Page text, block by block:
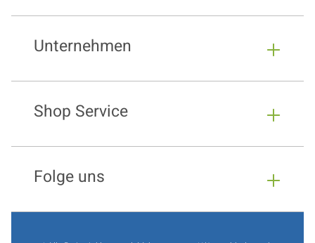
Unternehmen
Shop Service
Folge uns